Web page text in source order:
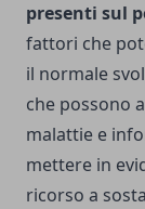
presenti sul
fattori che
il normale
che possono
malattie e
mettere in
ricorso a